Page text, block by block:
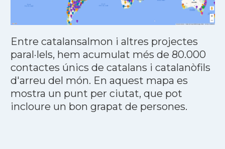
Entre catalansalmon i altres projectes
paral·lels, hem acumulat més de 80.000
contactes únics de catalans i catalanòfils
d'arreu del món. En aquest mapa es
mostra un punt per ciutat, que pot
incloure un bon grapat de persones.